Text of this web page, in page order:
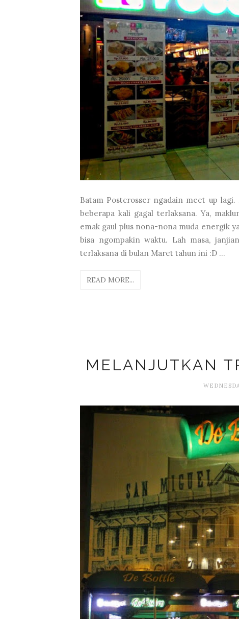
Batam Postcrosser ngadain meet up
beberapa kali gagal terlaksana. Ya,
emak gaul plus nona-nona muda energik
bisa ngompakin waktu. Lah masa,
terlaksana di bulan Maret tahun ini :D ...
READ MORE...
MELANJUTKAN